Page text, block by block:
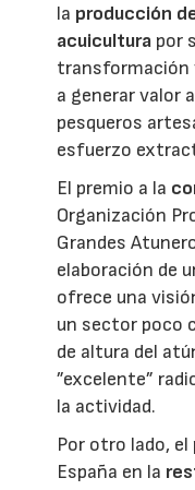
la producción
acuicultura por
transformación
a generar valor
pesqueros
esfuerzo
El premio a la
Organización
Grandes
elaboración de
ofrece una
un sector poco
de altura del
”excelente”
la actividad.
Por otro lado,
España en la